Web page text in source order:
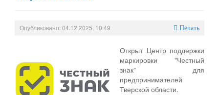
Опубликовано: 04.12.2025, 10:49 Печать
Открыт Центр поддержки
маркировки "Честный
знак" для
предпринимателей
Тверской области.